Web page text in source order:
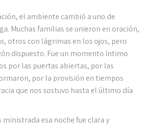
el ambiente cambió a uno de
Muchas familias se unieron en oración,
otros con lágrimas en los ojos, pero
dispuesto. Fue un momento íntimo
por las puertas abiertas, por las
por la provisión en tiempos
que nos sostuvo hasta el último día
ministrada esa noche fue clara y